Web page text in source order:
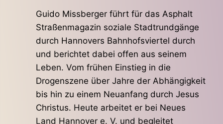
Guido Missberger führt für das Asphalt
Straßenmagazin soziale Stadtrundgänge
durch Hannovers Bahnhofsviertel durch
und berichtet dabei offen aus seinem
Leben. Vom frühen Einstieg in die
Drogenszene über Jahre der Abhängigkeit
bis hin zu einem Neuanfang durch Jesus
Christus. Heute arbeitet er bei Neues
Land Hannover e. V. und begleitet